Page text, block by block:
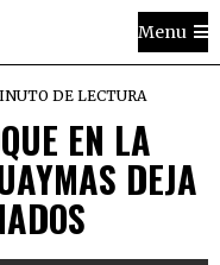
Menu
DE LECTURA
EN LA
DEJA